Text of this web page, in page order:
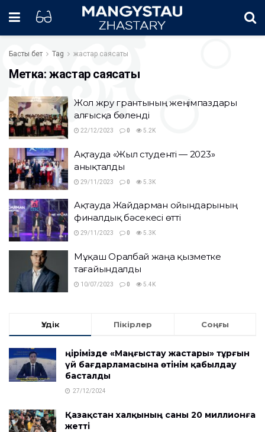
Басты бет Tag жастар саясаты
Метка:жастар саясаты
Жол жүру грантының жеңімпаздары
алғысқа бөленді
22/12/2023 0 5.2K
Ақтауда «Жыл студенті — 2023»
анықталды
29/11/2023 0 5.3K
Ақтауда Жайдарман ойындарының
финалдық бәсекесі өтті
29/11/2023 0 5.3K
Мұқаш Оралбай жаңа қызметке
тағайындалды
10/07/2023 0 5.4K
Үздік Пікірлер Соңғы
Өңірімізде «Маңғыстау жастары» тұрғын
үй бағдарламасына өтінім қабылдау
басталды
27/12/2024
Қазақстан халқының саны 20 миллионға
жетті